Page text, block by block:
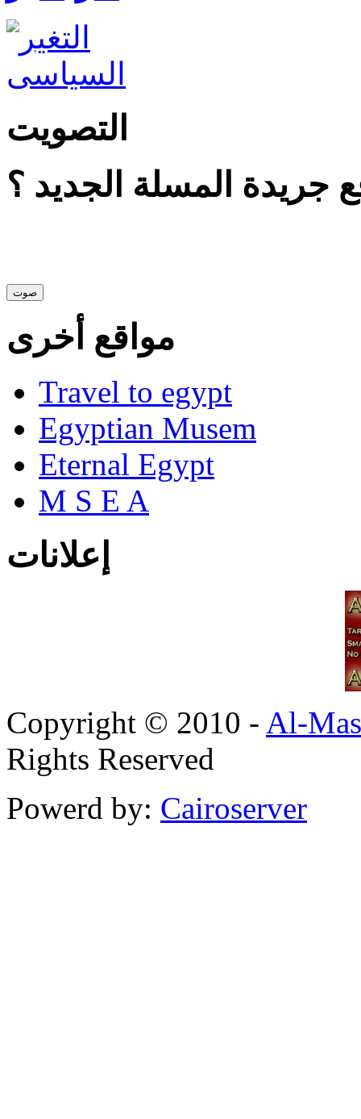
التصويت
جريدة المسلة الجديد ؟
مواقع أخرى
Travel to egypt
Egyptian Musem
Eternal Egypt
M S E A
إعلانات
Copyright © 2010 - Al-
Rights Reserved
Powerd by: Cairoserver